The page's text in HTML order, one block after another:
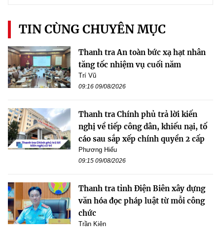
TIN CÙNG CHUYÊN MỤC
Thanh tra An toàn bức xạ hạt nhân
tăng tốc nhiệm vụ cuối năm
Trí Vũ
09:16 09/08/2026
Thanh tra Chính phủ trả lời kiến
nghị về tiếp công dân, khiếu nại, tố
cáo sau sắp xếp chính quyền 2 cấp
Phương Hiếu
09:15 09/08/2026
Thanh tra tỉnh Điện Biên xây dựng
văn hóa đọc pháp luật từ mỗi công
chức
Trần Kiên